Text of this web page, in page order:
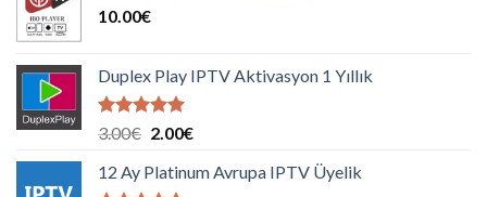
10.00€
Duplex Play IPTV Aktivasyon 1 Yıllık
5 üzerinden
aldı
3.00€ Orijinal
3.00€.
2.00€Şu
fiyat:
12 Ay Platinum Avrupa IPTV Üyelik